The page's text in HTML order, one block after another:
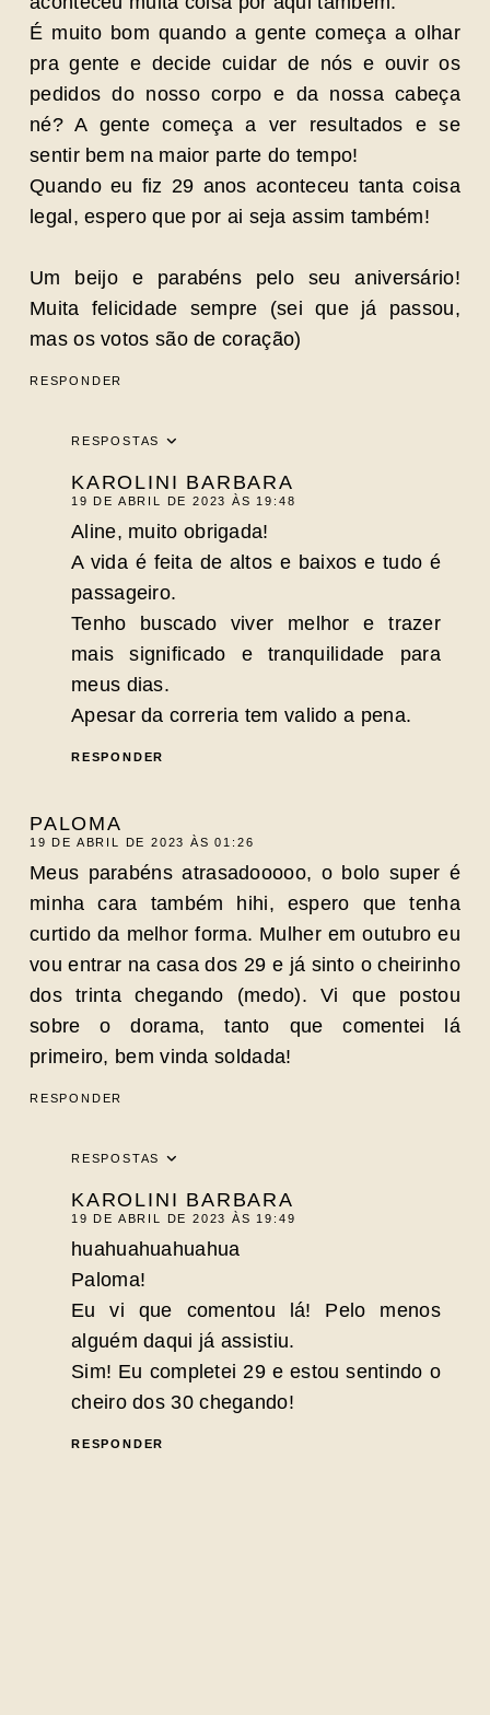
É muito bom quando a gente começa a olhar
pra gente e decide cuidar de nós e ouvir os
pedidos do nosso corpo e da nossa cabeça
né? A gente começa a ver resultados e se
sentir bem na maior parte do tempo!
Quando eu fiz 29 anos aconteceu tanta coisa
legal, espero que por ai seja assim também!
Um beijo e parabéns pelo seu aniversário!
Muita felicidade sempre (sei que já passou,
mas os votos são de coração)
RESPONDER
RESPOSTAS
KAROLINI BARBARA
19 DE ABRIL DE 2023 ÀS 19:48
Aline, muito obrigada!
A vida é feita de altos e baixos e tudo é
passageiro.
Tenho buscado viver melhor e trazer
mais significado e tranquilidade para
meus dias.
Apesar da correria tem valido a pena.
RESPONDER
PALOMA
19 DE ABRIL DE 2023 ÀS 01:26
Meus parabéns atrasadooooo, o bolo super é
minha cara também hihi, espero que tenha
curtido da melhor forma. Mulher em outubro eu
vou entrar na casa dos 29 e já sinto o cheirinho
dos trinta chegando (medo). Vi que postou
sobre o dorama, tanto que comentei lá
primeiro, bem vinda soldada!
RESPONDER
RESPOSTAS
KAROLINI BARBARA
19 DE ABRIL DE 2023 ÀS 19:49
huahuahuahuahua
Paloma!
Eu vi que comentou lá! Pelo menos
alguém daqui já assistiu.
Sim! Eu completei 29 e estou sentindo o
cheiro dos 30 chegando!
RESPONDER